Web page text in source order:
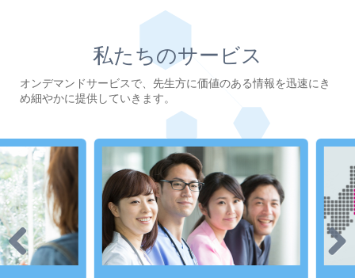
私たちのサービス
オンデマンドサービスで、先生方に価値のある情報を迅速にき
め細やかに提供していきます。
Previous Next